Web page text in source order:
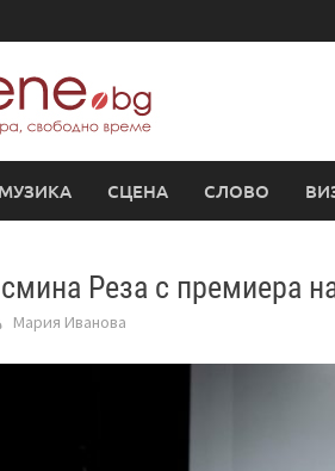
МУЗИКА СЦЕНА СЛОВО
Реза с премиера
Мария Иванова